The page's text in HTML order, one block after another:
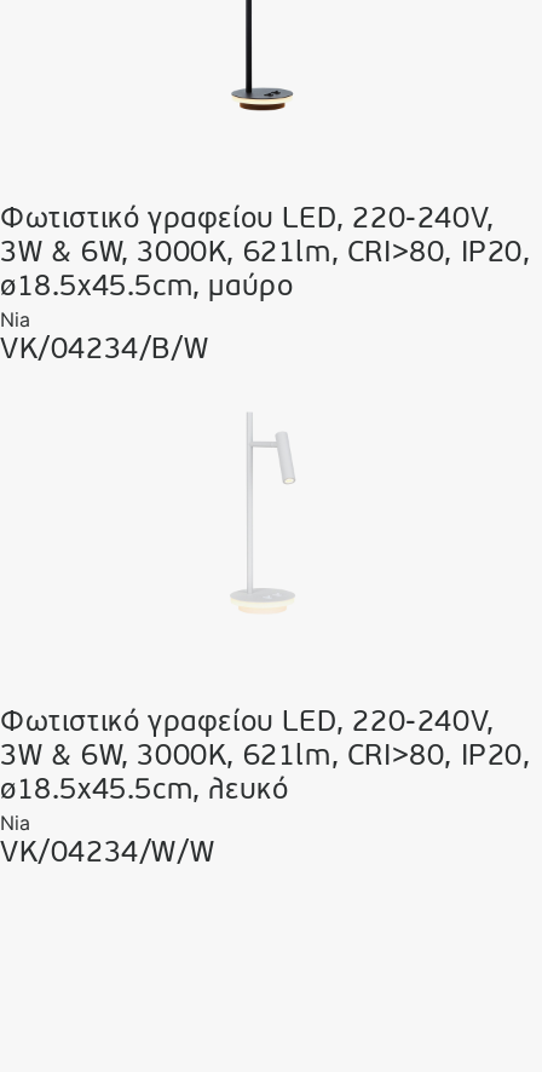
Φωτιστικό γραφείου LED, 220-240V,
3W & 6W, 3000K, 621lm, CRI>80, IP20,
ø18.5x45.5cm, μαύρο
Nia
VK/04234/B/W
Φωτιστικό γραφείου LED, 220-240V,
3W & 6W, 3000K, 621lm, CRI>80, IP20,
ø18.5x45.5cm, λευκό
Nia
VK/04234/W/W